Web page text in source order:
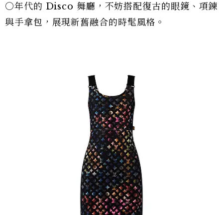
○年代的 Disco 舞廳，不妨搭配復古的眼鏡、項鍊
與手拿包，展現新舊融合的時髦風格。